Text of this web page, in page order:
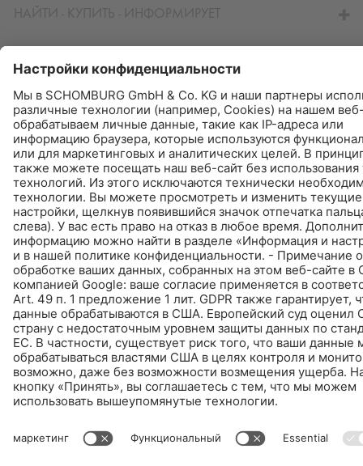
© Schomburg.Импрессум|Информация по защите данных для посетителей сайта
Дизайн и реализация +| LOUIS INTERNET